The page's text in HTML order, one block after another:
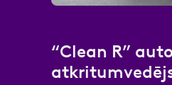
“Clean R”